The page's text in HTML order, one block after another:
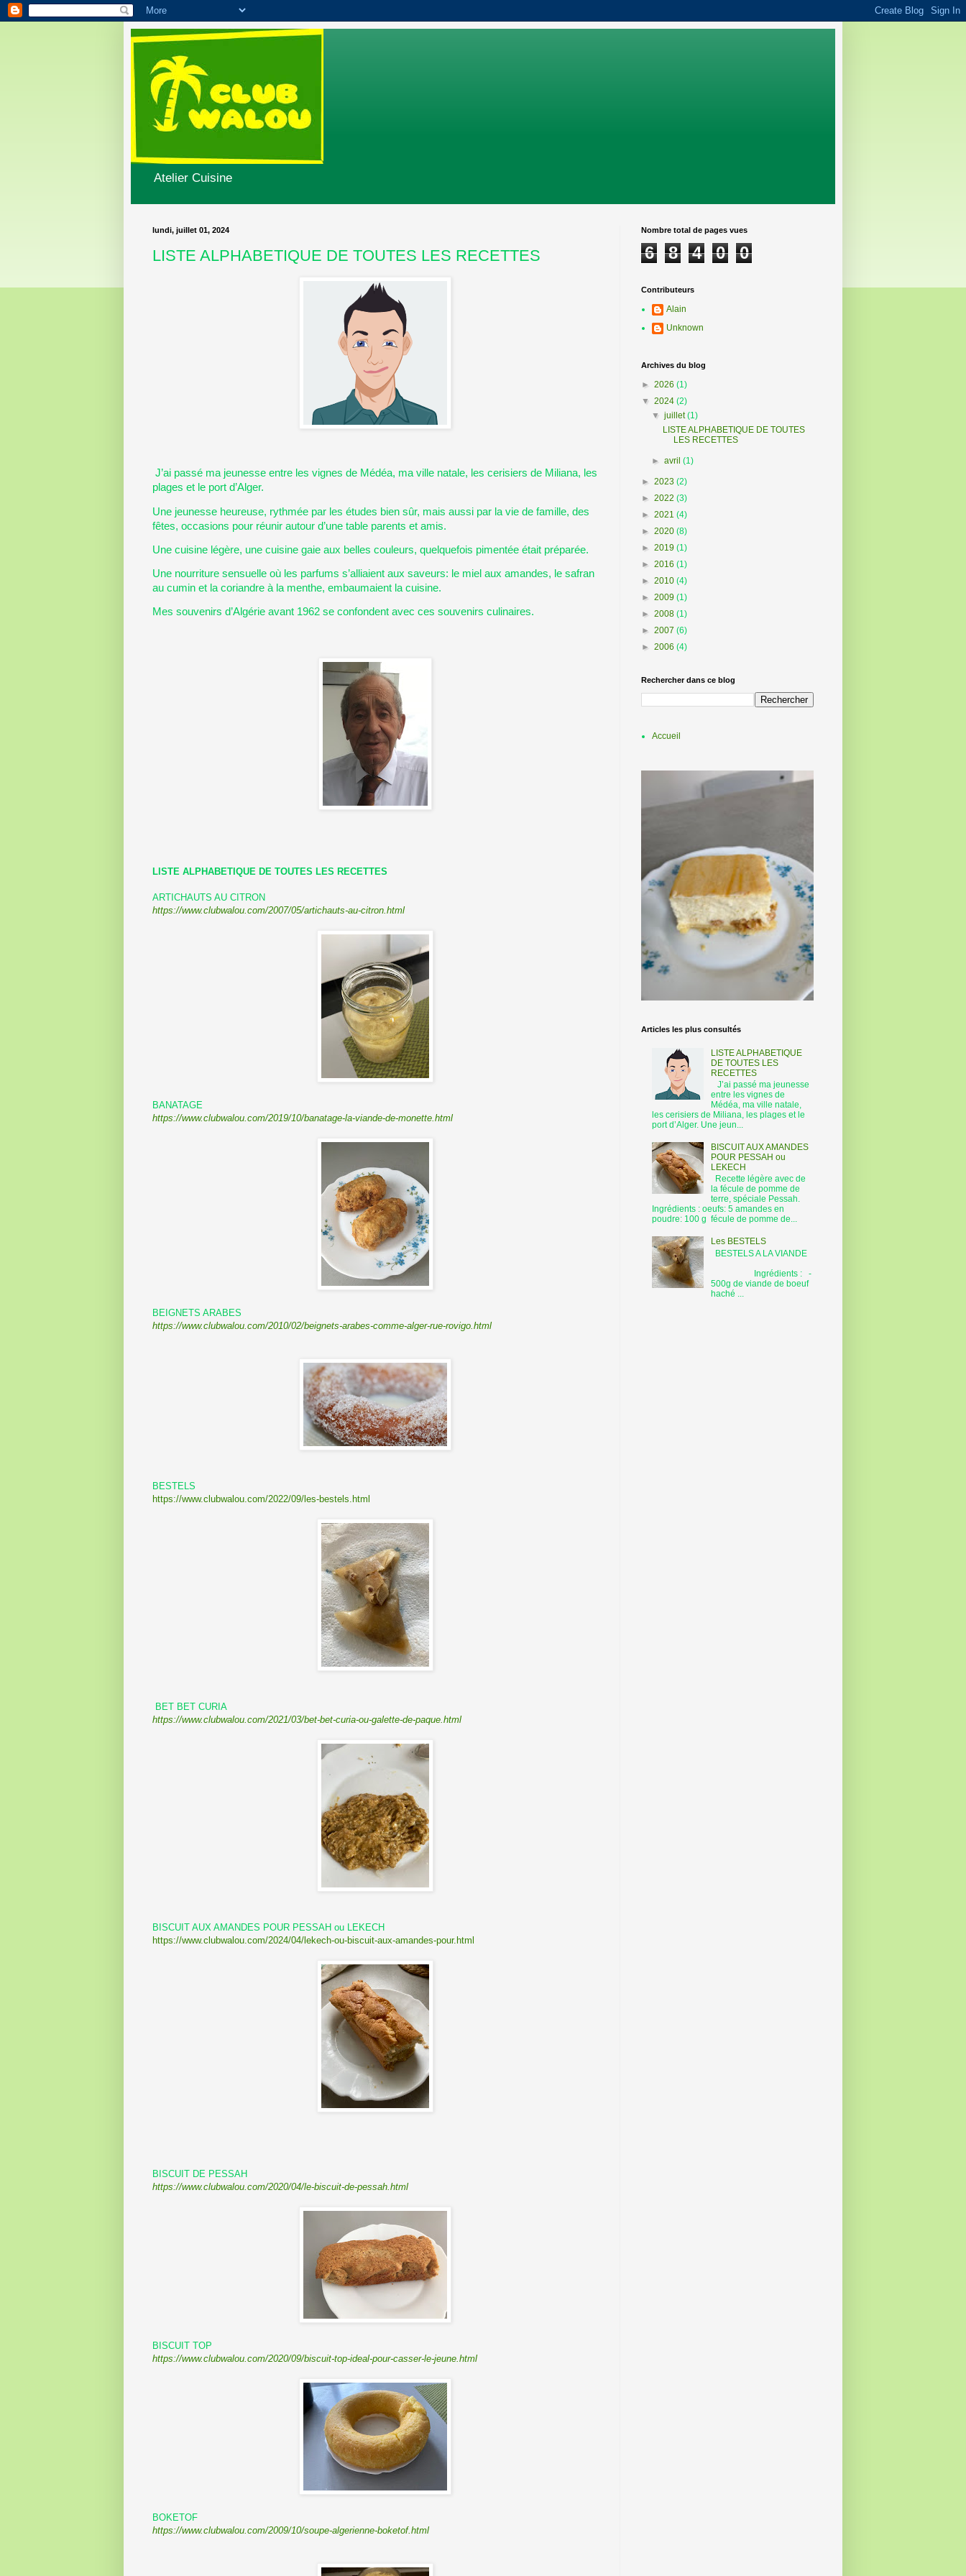
Atelier Cuisine
lundi, juillet 01, 2024
LISTE ALPHABETIQUE DE TOUTES LES RECETTES
J’ai passé ma jeunesse entre les vignes de Médéa, ma ville natale, les cerisiers de Miliana, les
plages et le port d’Alger.
Une jeunesse heureuse, rythmée par les études bien sûr, mais aussi par la vie de famille, des
fêtes, occasions pour réunir autour d’une table parents et amis.
Une cuisine légère, une cuisine gaie aux belles couleurs, quelquefois pimentée était préparée.
Une nourriture sensuelle où les parfums s’alliaient aux saveurs: le miel aux amandes, le safran
au cumin et la coriandre à la menthe, embaumaient la cuisine.
Mes souvenirs d’Algérie avant 1962 se confondent avec ces souvenirs culinaires.
LISTE ALPHABETIQUE DE TOUTES LES RECETTES
ARTICHAUTS AU CITRON
https://www.clubwalou.com/2007/05/artichauts-au-citron.html
BANATAGE
https://www.clubwalou.com/2019/10/banatage-la-viande-de-monette.html
BEIGNETS ARABES
https://www.clubwalou.com/2010/02/beignets-arabes-comme-alger-rue-rovigo.html
BESTELS
https://www.clubwalou.com/2022/09/les-bestels.html
BET BET CURIA
https://www.clubwalou.com/2021/03/bet-bet-curia-ou-galette-de-paque.html
BISCUIT AUX AMANDES POUR PESSAH ou LEKECH
https://www.clubwalou.com/2024/04/lekech-ou-biscuit-aux-amandes-pour.html
BISCUIT DE PESSAH
https://www.clubwalou.com/2020/04/le-biscuit-de-pessah.html
BISCUIT TOP
https://www.clubwalou.com/2020/09/biscuit-top-ideal-pour-casser-le-jeune.html
BOKETOF
https://www.clubwalou.com/2009/10/soupe-algerienne-boketof.html
Nombre total de pages vues
6 8 4 0 0
Contributeurs
Alain
Unknown
Archives du blog
► 2026 (1)
▼ 2024 (2)
▼juillet(1)
LISTE ALPHABETIQUE DE TOUTES
LES RECETTES
►avril(1)
► 2023 (2)
► 2022 (3)
► 2021 (4)
► 2020 (8)
► 2019 (1)
► 2016 (1)
► 2010 (4)
► 2009 (1)
► 2008 (1)
► 2007 (6)
► 2006 (4)
Rechercher dans ce blog
Accueil
Articles les plus consultés
LISTE ALPHABETIQUE
DE TOUTES LES
RECETTES
J’ai passé ma jeunesse
entre les vignes de
Médéa, ma ville natale,
les cerisiers de Miliana, les plages et le
port d’Alger. Une jeun...
BISCUIT AUX AMANDES
POUR PESSAH ou
LEKECH
Recette légère avec de
la fécule de pomme de
terre, spéciale Pessah.
Ingrédients : oeufs: 5 amandes en
poudre: 100 g fécule de pomme de...
Les BESTELS
BESTELS A LA VIANDE
Ingrédients : -
500g de viande de boeuf
haché ...